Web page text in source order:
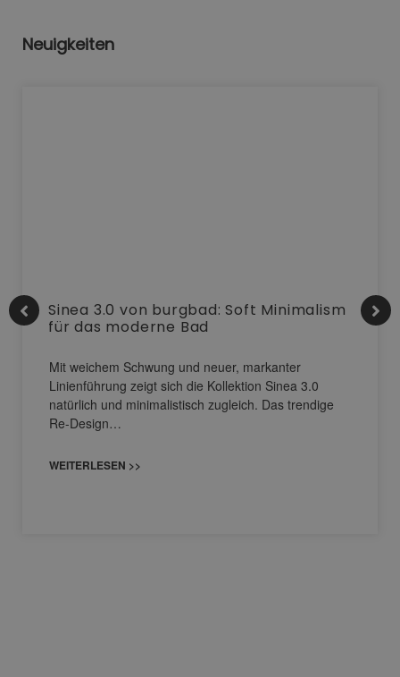
Neuigkeiten
Sinea 3.0 von burgbad: Soft Minimalism
für das moderne Bad
Mit weichem Schwung und neuer, markanter
Linienführung zeigt sich die Kollektion Sinea 3.0
natürlich und minimalistisch zugleich. Das trendige
Re-Design…
WEITERLESEN >>